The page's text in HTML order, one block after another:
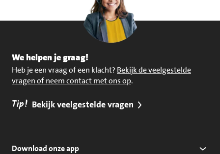
We helpen je graag!
Heb je een vraag of een klacht? Bekijk de veelgestelde
vragen of neem contact met ons op.
Tip! Bekijk veelgestelde vragen
Download onze app